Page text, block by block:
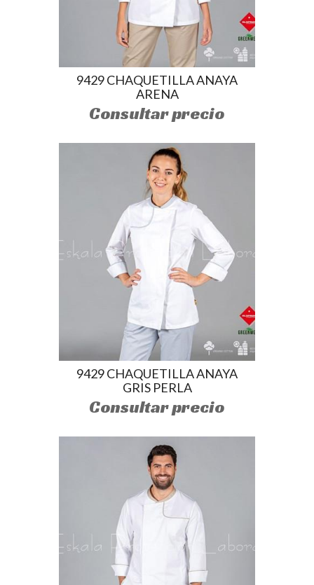
9429 CHAQUETILLA ANAYA
ARENA
Consultar precio
9429 CHAQUETILLA ANAYA
GRIS PERLA
Consultar precio